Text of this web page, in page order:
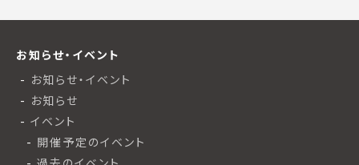
お知らせ・イベント
お知らせ・イベント
お知らせ
イベント
開催予定のイベント